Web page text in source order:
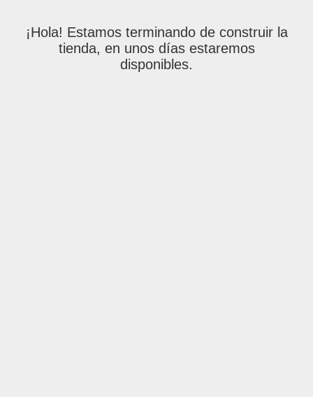
¡Hola! Estamos terminando de construir la
tienda, en unos días estaremos
disponibles.